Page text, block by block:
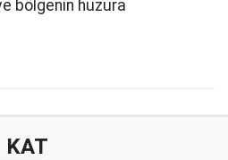
bölgenin huzura
KAT